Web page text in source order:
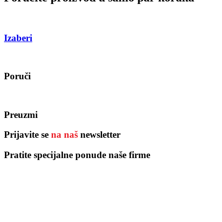
Izaberi
Poruči
Preuzmi
Prijavite se na naš newsletter
Pratite specijalne ponude naše firme